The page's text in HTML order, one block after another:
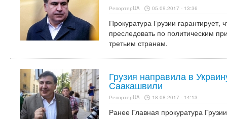
РепортерUA 05.09.2017 - 13:36
Прокуратура Грузии гарантирует,
преследовать по политическим
третьим странам.
Грузия направила в
Саакашвили
РепортерUA 18.08.2017 - 14:13
Ранее Главная прокуратура